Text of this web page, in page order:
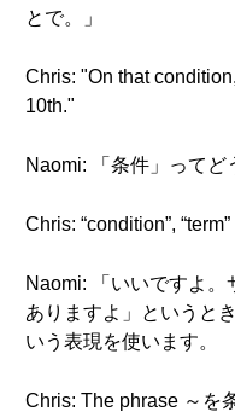
とで。」
Chris: "On that
10th."
Naomi: 「条件」ってど
Chris: “condition”,
Naomi: 「いいですよ
ありますよ」というと
いう表現を使います。
Chris: The phrase ～を